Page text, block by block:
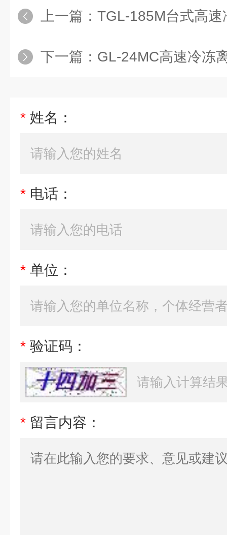
上一篇： TGL-185M台式高
下一篇： GL-24MC高速冷冻离
* 姓名：
* 电话：
* 单位：
* 验证码：
* 留言内容：